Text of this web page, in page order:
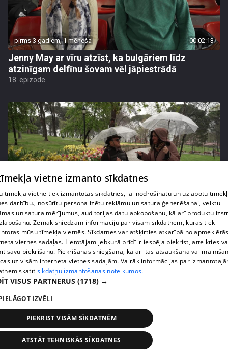
pirms 3 gadiem, 1 mēneša 00:02:13
Jenny May ar vīru atzīst, ka bulgāriem līdz
atzinīgam delfīnu šovam vēl jāpiestrādā
18. epizode
pirms 3 gadiem, 1 mēneša 00:04:44
Enriko Pecolli nezina, kādas ir viņa sievas mīļākās
puķes
14. epizode
vietne izmanto sīkdatnes
tīmekļa vietnē tiek izmantotas sīkdatnes, lai nodrošinātu un uzlabotu
darbību., nosūtītu personalizētu reklāmu un satura ģenerēšanai, veiktu
un satura mērījumus, auditorijas datu apkopošanu, kā arī produktu
Zemāk sniedzam informāciju par visām sīkdatnēm, kuras tiek
mūsu tīmekļa vietnēs. Sīkdatnes var atšķirties atkarībā no
vietnes sadaļas. Lietotājam jebkurā brīdī ir iespēja piekrist, atteikties
savu piekrišanu. Piekrišanas sniegšana, kā arī tās atsaukšana vai
uz visām interneta vietnes sadaļām. Vairāk informācijas par
skatīt sīkdatņu izmantošanas noteikumos.
VISUS PARTNERUS (1718) →
IZVĒLI
PIEKRIST VISĀM SĪKDATNĒM
ATSTĀT TEHNISKĀS SĪKDATNES